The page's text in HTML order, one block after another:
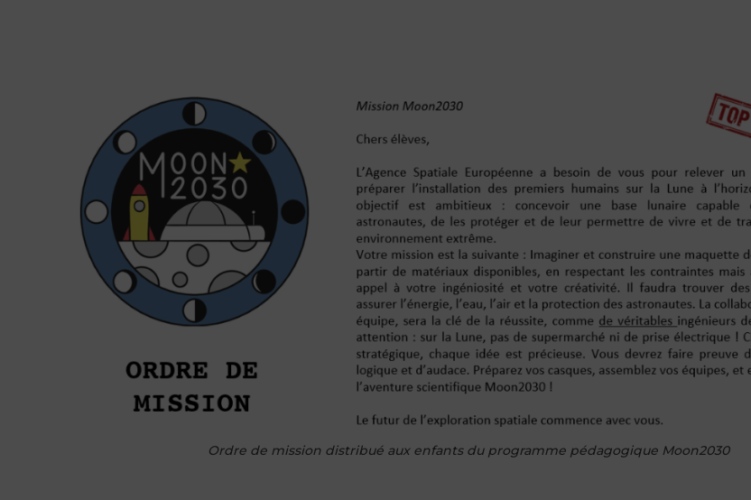
Ordre de mission distribué aux enfants du programme pédagogique Moon2030